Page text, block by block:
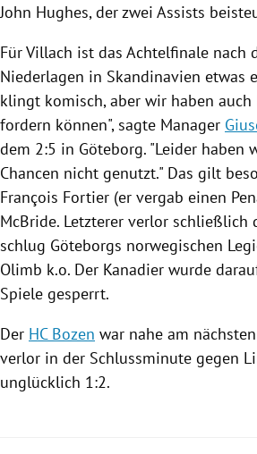
John Hughes, der zwei Assists
FürVillach ist das Achtelfinale nach
Niederlagen in Skandinavien etwas
klingt komisch, aber wir haben auch
fordern können", sagte Manager
dem 2:5 in Göteborg. "Leider haben
Chancen nicht genutzt." Das gilt
François Fortier (er vergab einen
McBride. Letzterer verlor schließlich
schlug Göteborgs norwegischen
Olimb k.o. Der Kanadier wurde
Spiele gesperrt.
Der HC Bozen war nahe am
verlor in der Schlussminute gegen
unglücklich 1:2.